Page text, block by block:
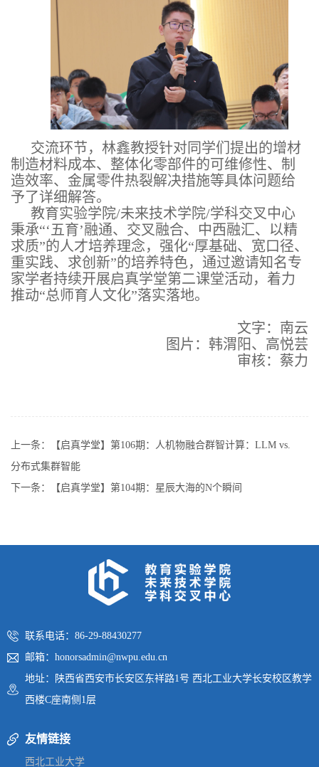
交流环节，林鑫教授针对同学们提出的增材
制造材料成本、整体化零部件的可维修性、制
造效率、金属零件热裂解决措施等具体问题给
予了详细解答。
教育实验学院/未来技术学院/学科交叉中心
秉承“‘五育’融通、交叉融合、中西融汇、以精
求质”的人才培养理念，强化“厚基础、宽口径、
重实践、求创新”的培养特色，通过邀请知名专
家学者持续开展启真学堂第二课堂活动，着力
推动“总师育人文化”落实落地。
文字：南云
图片：韩渭阳、高悦芸
审核：蔡力
上一条：
【启真学堂】第106期：人机物融合群智计算：LLM vs.
分布式集群智能
下一条：
【启真学堂】第104期：星辰大海的N个瞬间
联系电话：86-29-88430277
邮箱：honorsadmin@nwpu.edu.cn
地址：陕西省西安市长安区东祥路1号 西北工业大学长安校区教学
西楼C座南侧1层
友情链接
西北工业大学